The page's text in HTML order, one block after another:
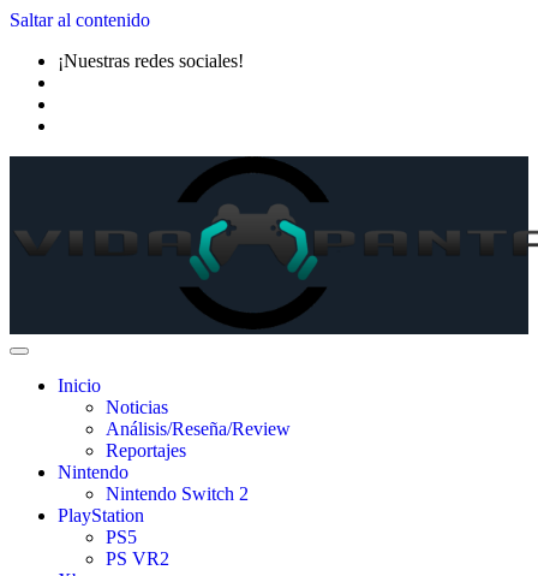
Saltar al contenido
¡Nuestras redes sociales!
Inicio
Noticias
Análisis/Reseña/Review
Reportajes
Nintendo
Nintendo Switch 2
PlayStation
PS5
PS VR2